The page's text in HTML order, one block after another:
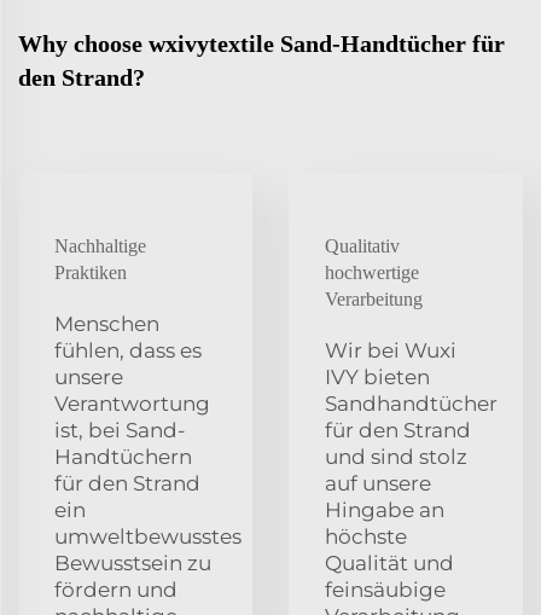
Why choose wxivytextile Sand-Handtücher für
den Strand?
Nachhaltige
Praktiken
Menschen
fühlen, dass es
unsere
Verantwortung
ist, bei Sand-
Handtüchern
für den Strand
ein
umweltbewusstes
Bewusstsein zu
fördern und
Qualitativ
hochwertige
Verarbeitung
Wir bei Wuxi
IVY bieten
Sandhandtücher
für den Strand
und sind stolz
auf unsere
Hingabe an
höchste
Qualität und
feinsäubige